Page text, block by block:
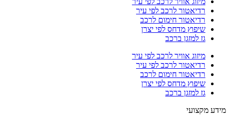
רדיאטור לרכב לפי עיר
רדיאטור חימום לרכב
שיפוץ מדחס לפי יצרן
גז למזגן ברכב
מיזוג אוויר לרכב לפי עיר
רדיאטור לרכב לפי עיר
רדיאטור חימום לרכב
שיפוץ מדחס לפי יצרן
גז למזגן ברכב
מידע מקצועי